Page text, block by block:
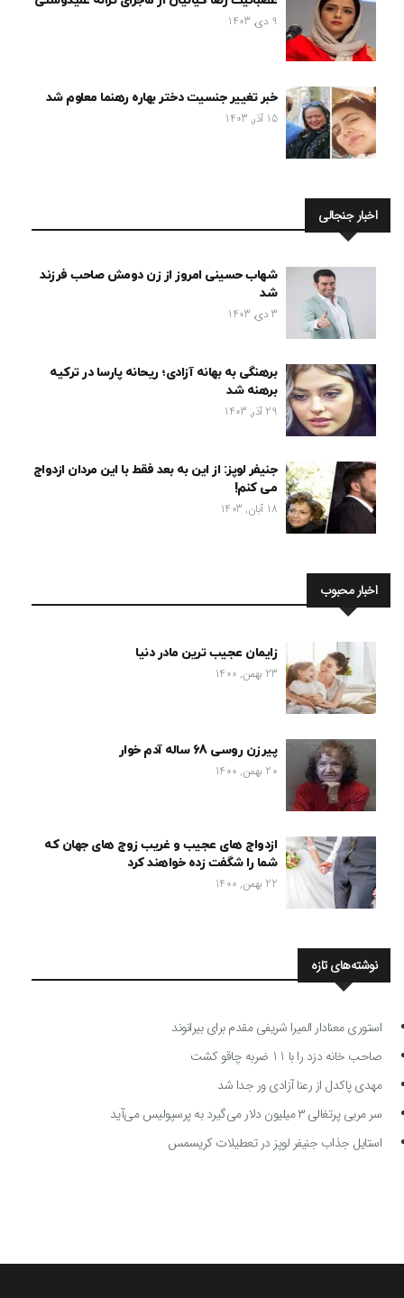
9 دی, 1403
خبر تغییر جنسیت دختر بهاره رهنما معلوم شد
15 آذر, 1403
اخبار جنجالی
شهاب حسینی امروز از زن دومش صاحب فرزند
شد
3 دی, 1403
برهنگی به بهانه آزادی؛ ریحانه پارسا در ترکیه
برهنه شد
29 آذر, 1403
جنیفر لوپز: از این به بعد فقط با این مردان ازدواج
می کنم!
18 آبان, 1403
اخبار محبوب
زایمان عجیب ترین مادر دنیا
23 بهمن, 1400
پیرزن روسی 68 ساله آدم خوار
20 بهمن, 1400
ازدواج های عجیب و غریب زوج های جهان که
شما را شگفت زده خواهند کرد
22 بهمن, 1400
نوشته‌های تازه
استوری معنادار المیرا شریفی مقدم برای بیرانوند
صاحب خانه دزد را با 11 ضربه چاقو کشت
مهدی پاکدل از رعنا آزادی ور جدا شد
سر مربی پرتغالی ۳ میلیون دلار می‌گیرد به پرسپولیس می‌آید
استایل جذاب جنیفر لوپز در تعطیلات کریسمس